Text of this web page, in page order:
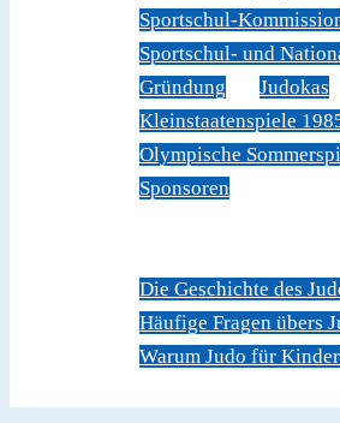
Sportschul-
Sportschul- und
Gründung
Judokas
Kleinstaatenspiele
Olympische
Sponsoren
Die Geschichte des
Häufige Fragen übers
Warum Judo für